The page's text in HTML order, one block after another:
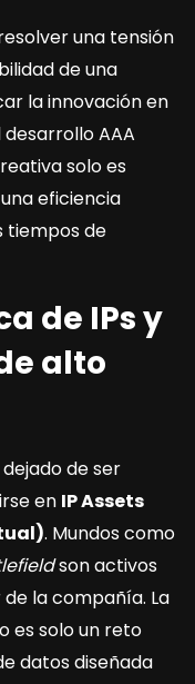
una tensión
de una
la innovación en
AAA
solo es
eficiencia
tiempos de
de IPs y
alto
de ser
en IP Assets
. Mundos como
son activos
la compañía. La
es solo un reto
datos diseñada